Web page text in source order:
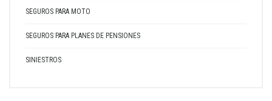
SEGUROS PARA MOTO
SEGUROS PARA PLANES DE PENSIONES
SINIESTROS